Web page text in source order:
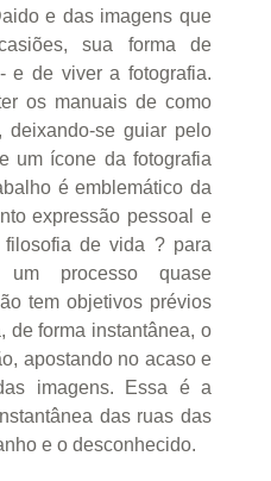
e das imagens que
sua forma de
e de viver a fotografia.
os manuais de como
deixando-se guiar pelo
um ícone da fotografia
é emblemático da
expressão pessoal e
de vida ? para
processo quase
tem objetivos prévios
de forma instantânea, o
apostando no acaso e
imagens. Essa é a
das ruas das
e o desconhecido.